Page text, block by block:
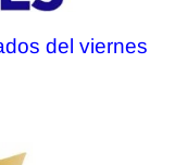
del viernes